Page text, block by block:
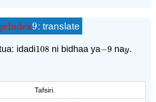
9
9: translate
idadi108
108 ni bidhaa ya−9
−9 nay
y.
Tafsiri.